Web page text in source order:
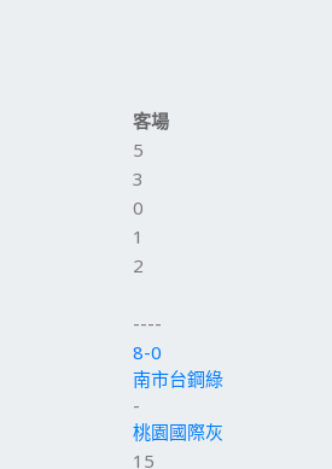
客場
5
3
0
1
2
----
8-0
南市台鋼綠
-
桃園國際灰
15